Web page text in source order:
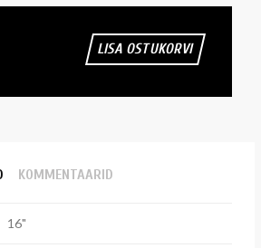
LISA OSTUKORVI
KOMMENTAARID
16"